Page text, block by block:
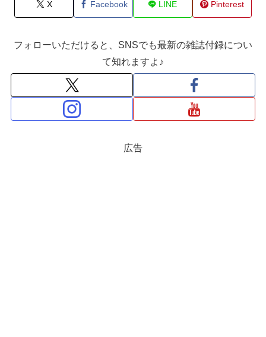
X Facebook LINE Pinterest
フォローいただけると、SNSでも最新の雑誌付録につい
て知れますよ♪
広告